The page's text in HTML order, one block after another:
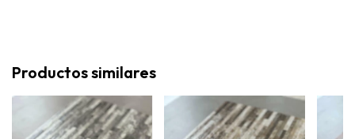
Productos similares